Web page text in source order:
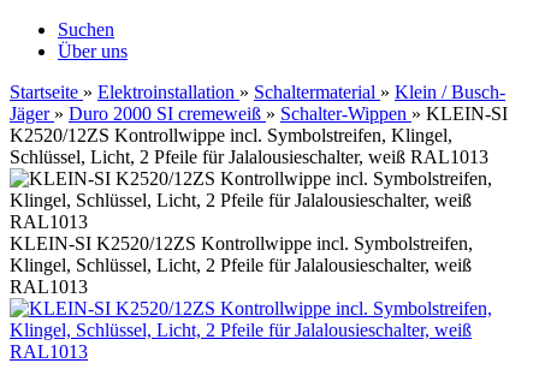
Suchen
Über uns
Startseite » Elektroinstallation » Schaltermaterial » Klein / Busch-
Jäger » Duro 2000 SI cremeweiß » Schalter-Wippen » KLEIN-SI
K2520/12ZS Kontrollwippe incl. Symbolstreifen, Klingel,
Schlüssel, Licht, 2 Pfeile für Jalalousieschalter, weiß RAL1013
KLEIN-SI K2520/12ZS Kontrollwippe incl. Symbolstreifen,
Klingel, Schlüssel, Licht, 2 Pfeile für Jalalousieschalter, weiß
RAL1013